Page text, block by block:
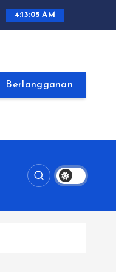
4:13:06 AM
Berlangganan